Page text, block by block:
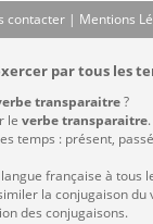
contacter | Mentions
par tous les
transparaitre?
le verbe transparaitre.
temps : présent,
française à tous
la conjugaison du
des conjugaisons.